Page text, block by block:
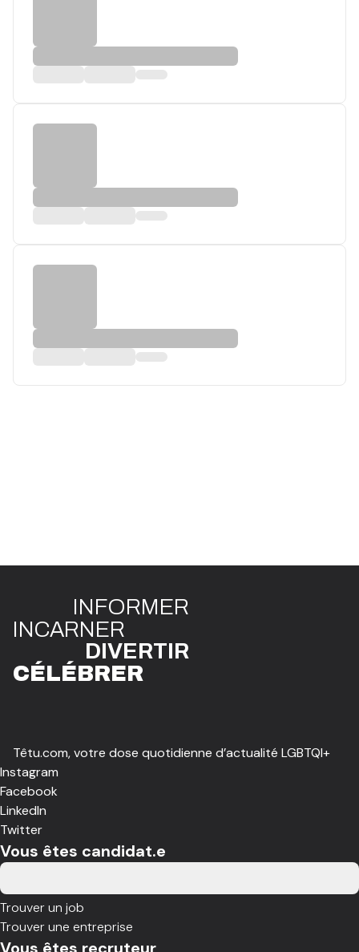
INFORMER
INCARNER
DIVERTIR
CÉLÉBRER
Têtu.com, votre dose quotidienne d’actualité LGBTQI+
Instagram
Facebook
LinkedIn
Twitter
Vous êtes candidat.e
Trouver un job
Trouver une entreprise